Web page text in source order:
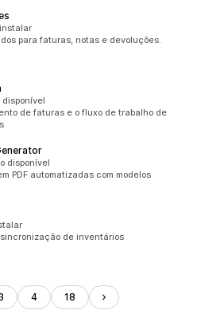
para faturas, notas e devoluções.
disponível
de faturas e o fluxo de trabalho de
disponível
PDF automatizadas com modelos
de inventários
4 18